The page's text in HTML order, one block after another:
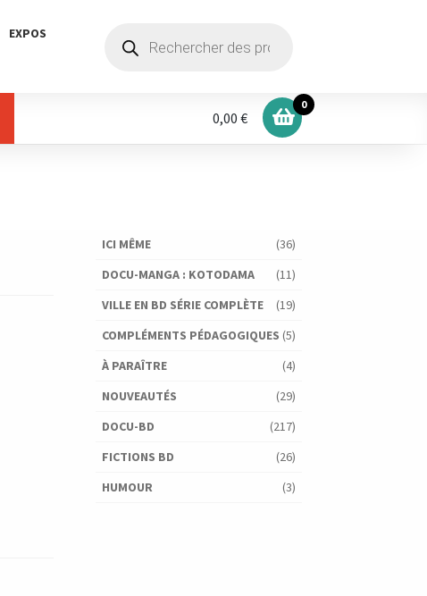
EXPOS
produits
0,00 €
0
ICI MÊME
(36)
DOCU-MANGA : KOTODAMA
(11)
VILLE EN BD SÉRIE COMPLÈTE
(19)
COMPLÉMENTS PÉDAGOGIQUES (5)
À PARAÎTRE
(4)
NOUVEAUTÉS
(29)
DOCU-BD
(217)
FICTIONS BD
(26)
HUMOUR
(3)